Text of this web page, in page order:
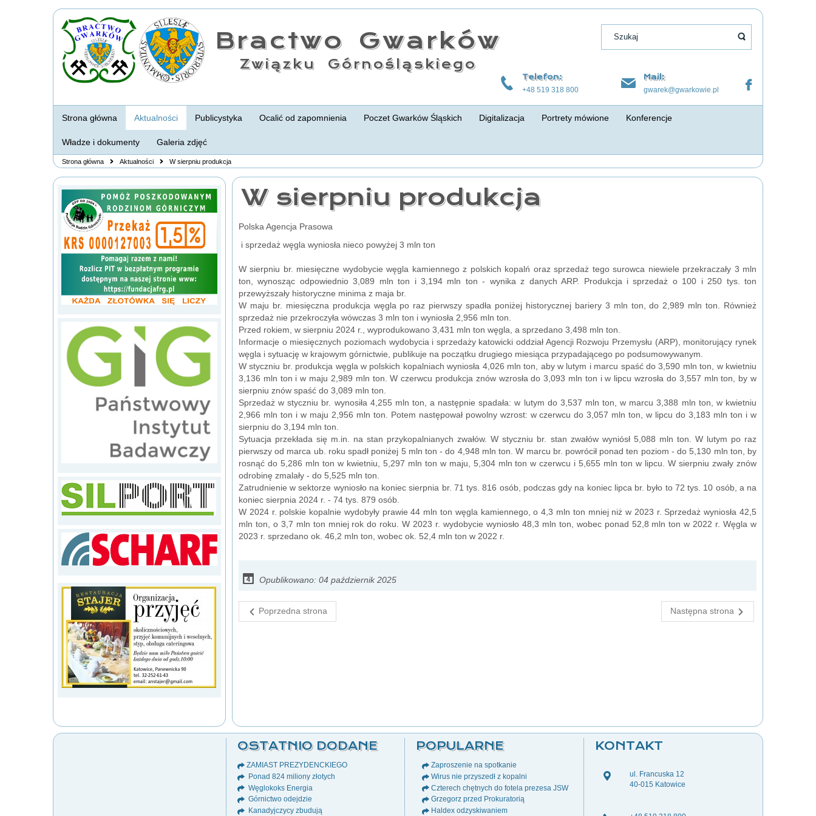
Bractwo Gwarków
Związku Górnośląskiego
Telefon:
+48 519 318 800
Mail:
gwarek@gwarkowie.pl
Strona główna Aktualności Publicystyka Ocalić od zapomnienia Poczet Gwarków Śląskich Digitalizacja Portrety mówione Konferencje
Władze i dokumenty Galeria zdjęć
Strona główna Aktualności W sierpniu produkcja
W sierpniu produkcja
Polska Agencja Prasowa
i sprzedaż węgla wyniosła nieco powyżej 3 mln ton
W sierpniu br. miesięczne wydobycie węgla kamiennego z polskich kopalń oraz sprzedaż tego surowca niewiele przekraczały 3 mln
ton, wynosząc odpowiednio 3,089 mln ton i 3,194 mln ton - wynika z danych ARP. Produkcja i sprzedaż o 100 i 250 tys. ton
przewyższały historyczne minima z maja br.
W maju br. miesięczna produkcja węgla po raz pierwszy spadła poniżej historycznej bariery 3 mln ton, do 2,989 mln ton. Również
sprzedaż nie przekroczyła wówczas 3 mln ton i wyniosła 2,956 mln ton.
Przed rokiem, w sierpniu 2024 r., wyprodukowano 3,431 mln ton węgla, a sprzedano 3,498 mln ton.
Informacje o miesięcznych poziomach wydobycia i sprzedaży katowicki oddział Agencji Rozwoju Przemysłu (ARP), monitorujący rynek
węgla i sytuację w krajowym górnictwie, publikuje na początku drugiego miesiąca przypadającego po podsumowywanym.
W styczniu br. produkcja węgla w polskich kopalniach wyniosła 4,026 mln ton, aby w lutym i marcu spaść do 3,590 mln ton, w kwietniu
3,136 mln ton i w maju 2,989 mln ton. W czerwcu produkcja znów wzrosła do 3,093 mln ton i w lipcu wzrosła do 3,557 mln ton, by w
sierpniu znów spaść do 3,089 mln ton.
Sprzedaż w styczniu br. wynosiła 4,255 mln ton, a następnie spadała: w lutym do 3,537 mln ton, w marcu 3,388 mln ton, w kwietniu
2,966 mln ton i w maju 2,956 mln ton. Potem następował powolny wzrost: w czerwcu do 3,057 mln ton, w lipcu do 3,183 mln ton i w
sierpniu do 3,194 mln ton.
Sytuacja przekłada się m.in. na stan przykopalnianych zwałów. W styczniu br. stan zwałów wyniósł 5,088 mln ton. W lutym po raz
pierwszy od marca ub. roku spadł poniżej 5 mln ton - do 4,948 mln ton. W marcu br. powrócił ponad ten poziom - do 5,130 mln ton, by
rosnąć do 5,286 mln ton w kwietniu, 5,297 mln ton w maju, 5,304 mln ton w czerwcu i 5,655 mln ton w lipcu. W sierpniu zwały znów
odrobinę zmalały - do 5,525 mln ton.
Zatrudnienie w sektorze wyniosło na koniec sierpnia br. 71 tys. 816 osób, podczas gdy na koniec lipca br. było to 72 tys. 10 osób, a na
koniec sierpnia 2024 r. - 74 tys. 879 osób.
W 2024 r. polskie kopalnie wydobyły prawie 44 mln ton węgla kamiennego, o 4,3 mln ton mniej niż w 2023 r. Sprzedaż wyniosła 42,5
mln ton, o 3,7 mln ton mniej rok do roku. W 2023 r. wydobycie wyniosło 48,3 mln ton, wobec ponad 52,8 mln ton w 2022 r. Węgla w
2023 r. sprzedano ok. 46,2 mln ton, wobec ok. 52,4 mln ton w 2022 r.
Opublikowano: 04 październik 2025
Poprzedna strona Następna strona
OSTATNIO DODANE
ZAMIAST PREZYDENCKIEGO
Ponad 824 miliony złotych
Węglokoks Energia
Górnictwo odejdzie
Kanadyjczycy zbudują
POPULARNE
Zaproszenie na spotkanie
Wirus nie przyszedł z kopalni
Czterech chętnych do fotela prezesa JSW
Grzegorz przed Prokuratorią
Haldex odzyskiwaniem
KONTAKT
ul. Francuska 12
40-015 Katowice